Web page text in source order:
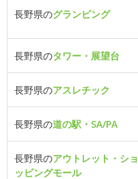
長野県のグランピング
長野県のタワー・展望台
長野県のアスレチック
長野県の道の駅・SA/PA
長野県のアウトレット・ショ
ッピングモール